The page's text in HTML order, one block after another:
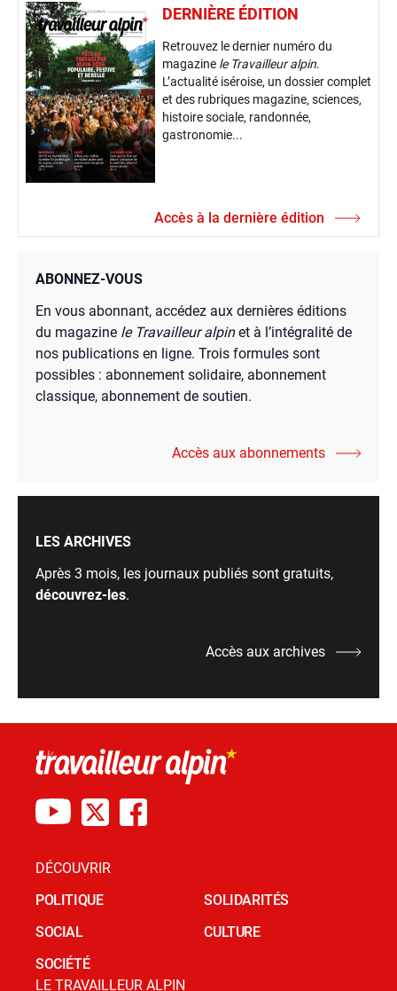
DERNIÈRE ÉDITION
Retrouvez le dernier numéro du
magazine le Travailleur alpin.
L’actualité iséroise, un dossier complet
et des rubriques magazine, sciences,
histoire sociale, randonnée,
gastronomie...
Accès à la dernière édition
ABONNEZ-VOUS
En vous abonnant, accédez aux dernières éditions
du magazine le Travailleur alpinet à l’intégralité de
nos publications en ligne. Trois formules sont
possibles : abonnement solidaire, abonnement
classique, abonnement de soutien.
Accès aux abonnements
LES ARCHIVES
Après 3 mois, les journaux publiés sont gratuits,
découvrez-les.
Accès aux archives
DÉCOUVRIR
POLITIQUE
SOCIAL
SOCIÉTÉ
SOLIDARITÉS
CULTURE
LE TRAVAILLEUR ALPIN